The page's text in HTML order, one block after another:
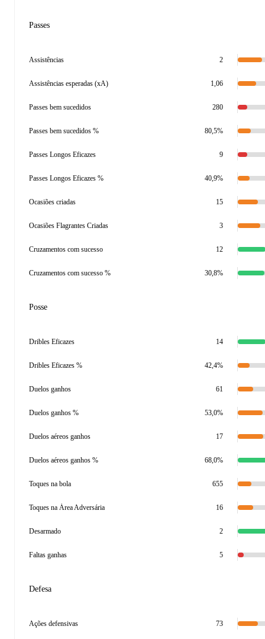
Passes
Assistências 2
Assistências esperadas (xA) 1,06
Passes bem sucedidos 280
Passes bem sucedidos % 80,5%
Passes Longos Eficazes 9
Passes Longos Eficazes % 40,9%
Ocasiões criadas 15
Ocasiões Flagrantes Criadas 3
Cruzamentos com sucesso 12
Cruzamentos com sucesso % 30,8%
Posse
Dribles Eficazes 14
Dribles Eficazes % 42,4%
Duelos ganhos 61
Duelos ganhos % 53,0%
Duelos aéreos ganhos 17
Duelos aéreos ganhos % 68,0%
Toques na bola 655
Toques na Área Adversária 16
Desarmado 2
Faltas ganhas 5
Defesa
Ações defensivas 73